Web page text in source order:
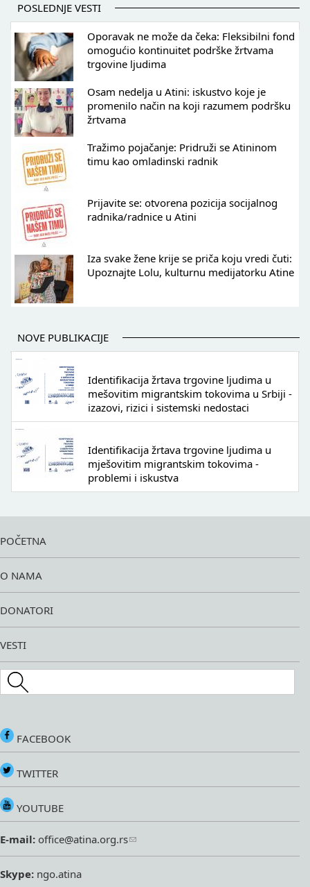
POSLEDNJE VESTI
Oporavak ne može da čeka: Fleksibilni fond
omogućio kontinuitet podrške žrtvama
trgovine ljudima
Osam nedelja u Atini: iskustvo koje je
promenilo način na koji razumem podršku
žrtvama
Tražimo pojačanje: Pridruži se Atininom
timu kao omladinski radnik
Prijavite se: otvorena pozicija socijalnog
radnika/radnice u Atini
Iza svake žene krije se priča koju vredi čuti:
Upoznajte Lolu, kulturnu medijatorku Atine
NOVE PUBLIKACIJE
Identifikacija žrtava trgovine ljudima u
mešovitim migrantskim tokovima u Srbiji -
izazovi, rizici i sistemski nedostaci
Identifikacija žrtava trgovine ljudima u
mješovitim migrantskim tokovima -
problemi i iskustva
POČETNA
O NAMA
DONATORI
VESTI
Search this site
FACEBOOK
TWITTER
YOUTUBE
E-mail: office@atina.org.rs
Skype: ngo.atina